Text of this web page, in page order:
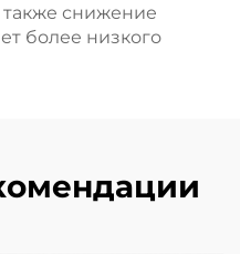
снижение
более низкого